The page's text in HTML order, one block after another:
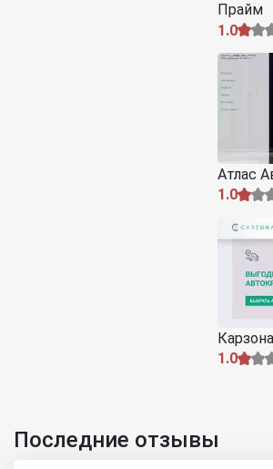
Прайм
1.0
Атлас
1.0
Карзона
1.0
Последние отзывы